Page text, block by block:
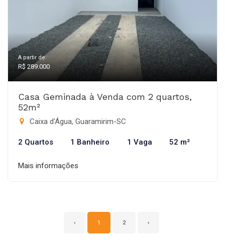
A partir de:
R$ 289.000
Casa Geminada à Venda com 2 quartos,
52m²
Caixa d'Água, Guaramirim-SC
2 Quartos 1 Banheiro 1 Vaga 52 m²
Mais informações
‹ 1 2 ›